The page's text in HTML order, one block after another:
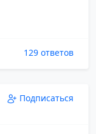
129 ответов
Подписаться